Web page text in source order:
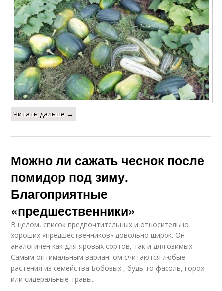
Читать дальше →
Можно ли сажать чеснок после
помидор под зиму.
Благоприятные
«предшественники»
В целом, список предпочтительных и относительно
хороших «предшественников» довольно широк. Он
аналогичен как для яровых сортов, так и для озимых.
Самым оптимальным вариантом считаются любые
растения из семейства Бобовых , будь то фасоль, горох
или сидеральные травы.